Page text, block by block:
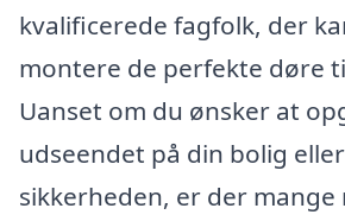
kvalificerede fagfolk, der
montere de perfekte døre
Uanset om du ønsker at
udseendet på din bolig
sikkerheden, er der